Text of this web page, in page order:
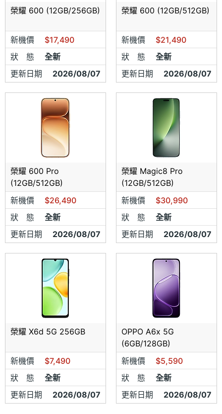
~~
▴本店提供沒有信用卡但又需要分期的會員們【現金分期】
服務~
▴本公司提供各大電信「中華電信、台灣大哥大、遠傳電
信」最優惠的「新辦、續約、攜碼」服務。
本公司產品保證原廠公司貨，如：聯強、神腦、遠傳、台
哥大等代理商 ，產品一律為全新未拆封【非整新u品或 瑕疪
各大廠牌手機、平板電腦、夏普家電、手機保險供應中
▴手機維修、包膜、玻璃貼、保護貼等配件皆有販售以及服
務
▴拆封視同購買，無七天鑑賞期之服務 ，當場確認無誤後即
完成交易＊
如遇產品之故障，全完整盒裝無問題七天內會送回原廠協
助新 品換貨
報價均以申辦日詢問為準，無事後要求退差價。
▴本店商品皆有【代理商保固】，絕不賣水貨、整新機、商
臉書連結
❤【楠梓店】0976-323-056
榮耀 600 (12GB/256GB)
新機價
$17,490
狀 態
全新
更新日期
2026/08/07
榮耀 600 (12GB/512GB)
新機價
$21,490
狀 態
全新
更新日期
2026/08/07
榮耀 600 Pro
(12GB/512GB)
新機價
$26,490
狀 態
全新
更新日期
2026/08/07
榮耀 Magic8 Pro
(12GB/512GB)
新機價
$30,990
狀 態
全新
更新日期
2026/08/07
榮耀 X6d 5G 256GB
新機價
$7,490
狀 態
全新
更新日期
2026/08/07
OPPO A6x 5G
(6GB/128GB)
新機價
$5,590
狀 態
全新
更新日期
2026/08/07